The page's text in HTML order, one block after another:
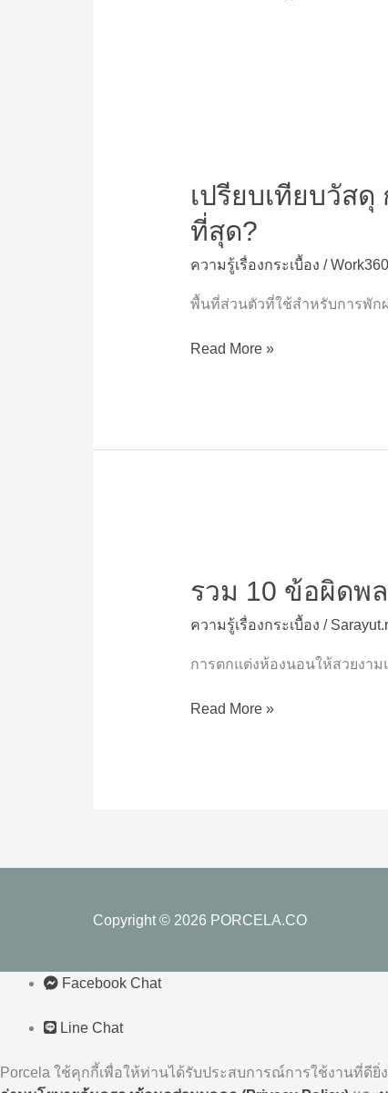
เปรียบเทียบวัส
ที่สุด?
ความรู้เรื่องกระเบื้อง /
พื้นที่ส่วนตัวที่ใช้สำหรับการพัก
วัสดุ
กระเบื้อง
ปู
นอน
นิยม
Read More »
รวม 10 ข้อผิดพ
ความรู้เรื่องกระเบื้อง / Sarayut.r
การตกแต่งห้องนอนให้สวยงาม
ข้อ
พลาด
Read More »
Copyright © 2026 PORCELA.CO
Facebook Chat
Line Chat
Porcela ใช้คุกกี้เพื่อให้ท่านได้รับประสบการณ์การใช้งานที่ดียิ่